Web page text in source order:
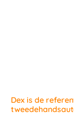
Dex is de